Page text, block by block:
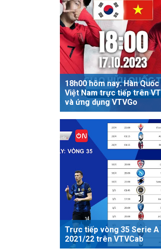
18h00 hôm nay: Hàn Quốc
Việt Nam trực tiếp trên
và ứng dụng VTVGo
Trực tiếp vòng 35 Serie A
2021/22 trên VTVCab